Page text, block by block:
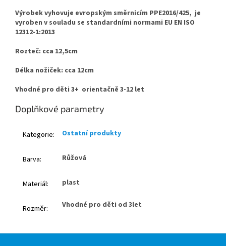
Výrobek vyhovuje evropským směrnicím PPE2016/425, je
vyroben v souladu se standardními normami EU EN ISO
12312-1:2013
Rozteč: cca 12,5cm
Délka nožiček: cca 12cm
Vhodné pro děti 3+ orientačně 3-12 let
Doplňkové parametry
Kategorie: Ostatní produkty
Barva: Růžová
Materiál: plast
Rozměr: Vhodné pro děti od 3let